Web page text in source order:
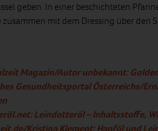
geben. In einer beschichteten
zusammen mit dem Dressing über den
Magazin/Autor unbekannt:
Gesundheitsportal Österreichs/
Leindotteröl – Inhaltsstoffe,
Kristina Klement: Hanföl und